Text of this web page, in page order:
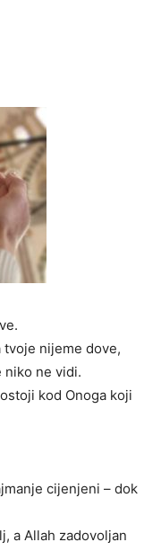
tvoje nijeme dove,
niko ne vidi.
kod Onoga koji
cijenjeni – dok
a Allah zadovoljan